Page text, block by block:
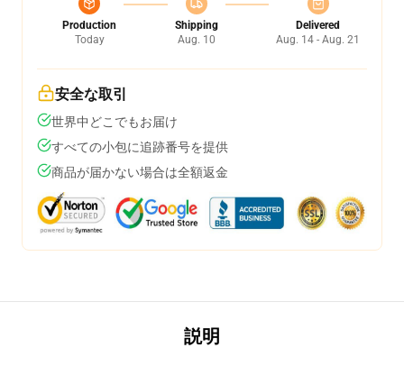
Production
Today
Shipping
Aug. 10
Delivered
Aug. 14 - Aug. 21
安全な取引
世界中どこでもお届け
すべての小包に追跡番号を提供
商品が届かない場合は全額返金
説明